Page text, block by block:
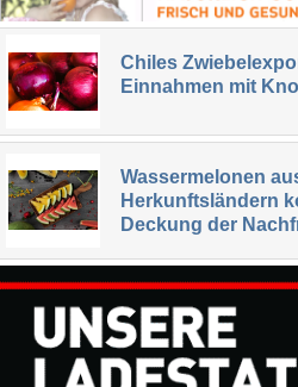
Chiles
Einnahmen mit
Wassermelonen
Herkunftsländern
Deckung der